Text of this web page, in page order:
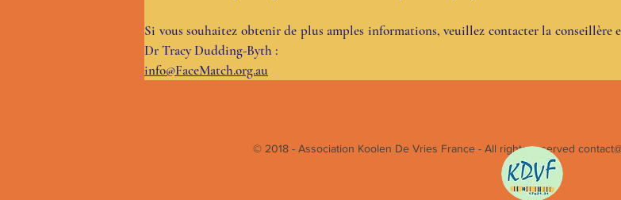
Si vous souhaitez obtenir de plus amples informations, veuillez contacter la conseillère
Dr Tracy Dudding-Byth :
info@FaceMatch.org.au
© 2018 - Association Koolen De Vries France - All rights reserved